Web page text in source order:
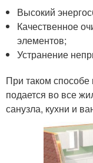
Высокий
Качественное
элементов;
Устранение
При таком способе
подается во все
санузла, кухни и